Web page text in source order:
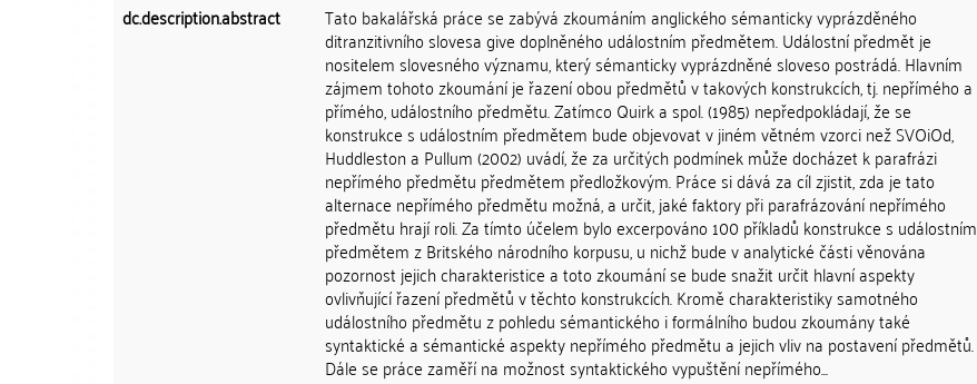
dc.description.abstract
Tato bakalářská práce se zabývá zkoumáním anglického sémanticky vyprázděného
ditranzitivního slovesa give doplněného událostním předmětem. Událostní předmět je
nositelem slovesného významu, který sémanticky vyprázdněné sloveso postrádá. Hlavním
zájmem tohoto zkoumání je řazení obou předmětů v takových konstrukcích, tj. nepřímého a
přímého, událostního předmětu. Zatímco Quirk a spol. (1985) nepředpokládají, že se
konstrukce s událostním předmětem bude objevovat v jiném větném vzorci než SVOiOd,
Huddleston a Pullum (2002) uvádí, že za určitých podmínek může docházet k parafrázi
nepřímého předmětu předmětem předložkovým. Práce si dává za cíl zjistit, zda je tato
alternace nepřímého předmětu možná, a určit, jaké faktory při parafrázování nepřímého
předmětu hrají roli. Za tímto účelem bylo excerpováno 100 příkladů konstrukce s událostním
předmětem z Britského národního korpusu, u nichž bude v analytické části věnována
pozornost jejich charakteristice a toto zkoumání se bude snažit určit hlavní aspekty
ovlivňující řazení předmětů v těchto konstrukcích. Kromě charakteristiky samotného
událostního předmětu z pohledu sémantického i formálního budou zkoumány také
syntaktické a sémantické aspekty nepřímého předmětu a jejich vliv na postavení předmětů.
Dále se práce zaměří na možnost syntaktického vypuštění nepřímého...